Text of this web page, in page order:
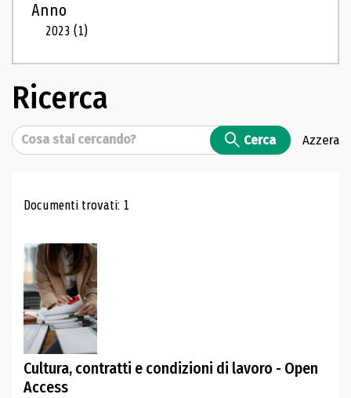
Anno
2023(1)
Ricerca
Cerca Cerca Azzera
Risultati di ricerca
Documenti trovati: 1
Cultura, contratti e condizioni di lavoro - Open
Access